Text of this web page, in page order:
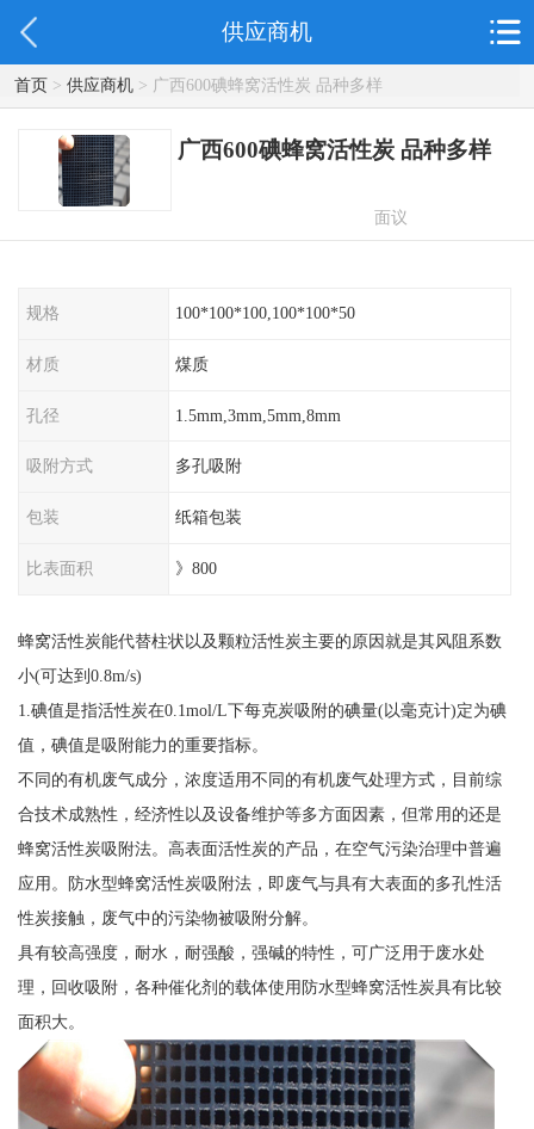
供应商机
首页> 供应商机> 广西600碘蜂窝活性炭 品种多样
广西600碘蜂窝活性炭 品种多样
面议
规格 100*100*100,100*100*50
材质 煤质
孔径 1.5mm,3mm,5mm,8mm
吸附方式 多孔吸附
包装 纸箱包装
比表面积 》800
蜂窝活性炭能代替柱状以及颗粒活性炭主要的原因就是其风阻系数
小(可达到0.8m/s)
1.碘值是指活性炭在0.1mol/L下每克炭吸附的碘量(以毫克计)定为碘
值，碘值是吸附能力的重要指标。
不同的有机废气成分，浓度适用不同的有机废气处理方式，目前综
合技术成熟性，经济性以及设备维护等多方面因素，但常用的还是
蜂窝活性炭吸附法。高表面活性炭的产品，在空气污染治理中普遍
应用。防水型蜂窝活性炭吸附法，即废气与具有大表面的多孔性活
性炭接触，废气中的污染物被吸附分解。
具有较高强度，耐水，耐强酸，强碱的特性，可广泛用于废水处
理，回收吸附，各种催化剂的载体使用防水型蜂窝活性炭具有比较
面积大。